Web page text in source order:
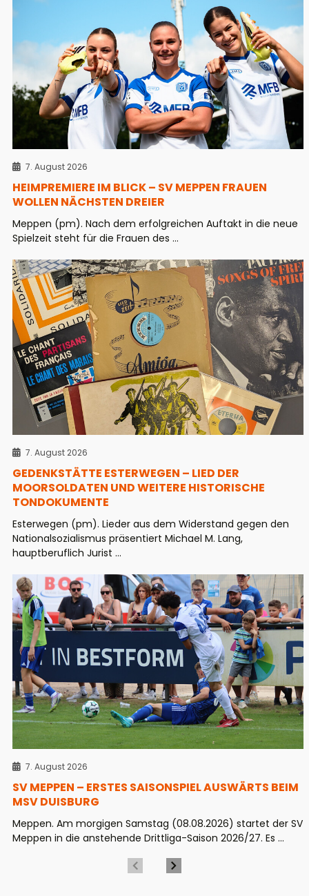
7. August 2026
HEIMPREMIERE IM BLICK – SV MEPPEN FRAUEN
WOLLEN NÄCHSTEN DREIER
Meppen (pm). Nach dem erfolgreichen Auftakt in die neue
Spielzeit steht für die Frauen des ...
7. August 2026
GEDENKSTÄTTE ESTERWEGEN – LIED DER
MOORSOLDATEN UND WEITERE HISTORISCHE
TONDOKUMENTE
Esterwegen (pm). Lieder aus dem Widerstand gegen den
Nationalsozialismus präsentiert Michael M. Lang,
hauptberuflich Jurist ...
7. August 2026
SV MEPPEN – ERSTES SAISONSPIEL AUSWÄRTS BEIM
MSV DUISBURG
Meppen. Am morgigen Samstag (08.08.2026) startet der SV
Meppen in die anstehende Drittliga-Saison 2026/27. Es ...